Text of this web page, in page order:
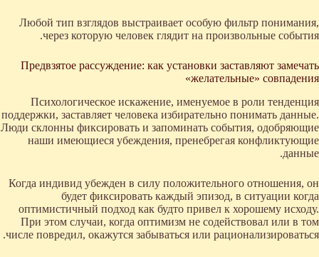
Любой тип взглядов выстраивает особую фильтр понимания,
через которую человек глядит на произвольные события.
Предвзятое рассуждение: как установки заставляют замечать
«желательные» совпадения
Психологическое искажение, именуемое в роли тенденция
поддержки, заставляет человека избирательно понимать данные.
Люди склонны фиксировать и запоминать события, одобряющие
наши имеющиеся убеждения, пренебрегая конфликтующие
данные.
Когда индивид убежден в силу положительного отношения, он
будет фиксировать каждый эпизод, в ситуации когда
оптимистичный подход как будто привел к хорошему исходу.
При этом случаи, когда оптимизм не содействовал или в том
числе повредил, окажутся забываться или рационализироваться.